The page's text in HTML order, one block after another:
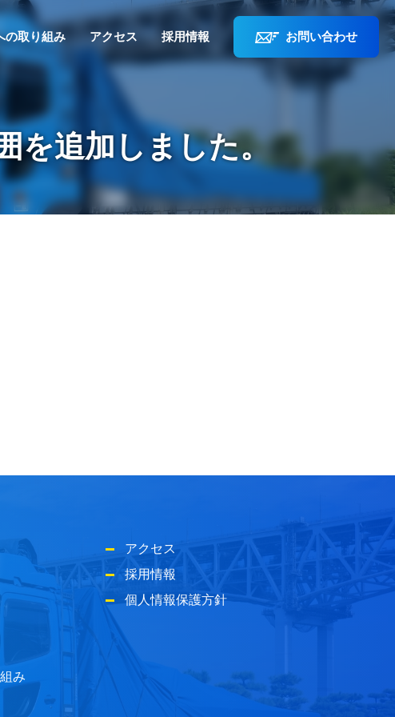
の取り組み アクセス 採用情報 お問い合わせ
を追加しました。
み
アクセス
採用情報
個人情報保護方針